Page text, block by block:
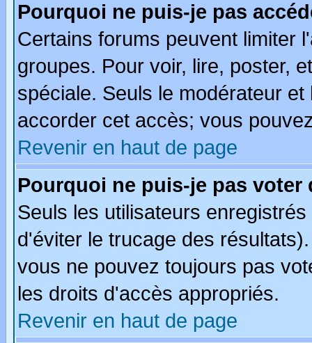
Pourquoi ne puis-je pas
Certains forums peuvent limiter
groupes. Pour voir, lire, poster,
spéciale. Seuls le modérateur
accorder cet accès; vous
Revenir en haut de page
Pourquoi ne puis-je pas voter
Seuls les utilisateurs
d'éviter le trucage des
vous ne pouvez toujours pas
les droits d'accès appropriés.
Revenir en haut de page